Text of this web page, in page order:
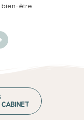
bien-être.